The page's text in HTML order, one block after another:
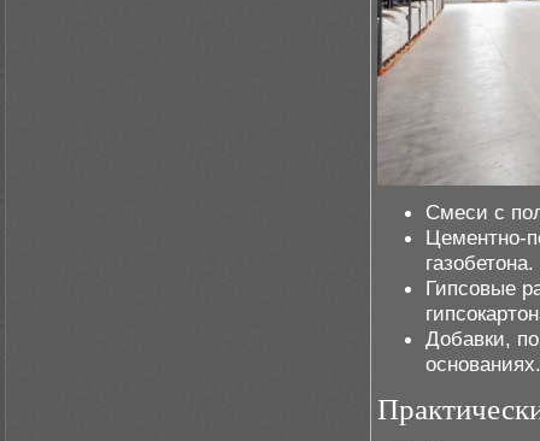
Смеси с
Цементно-
газобетона.
Гипсовые
Добавки,
основаниях.